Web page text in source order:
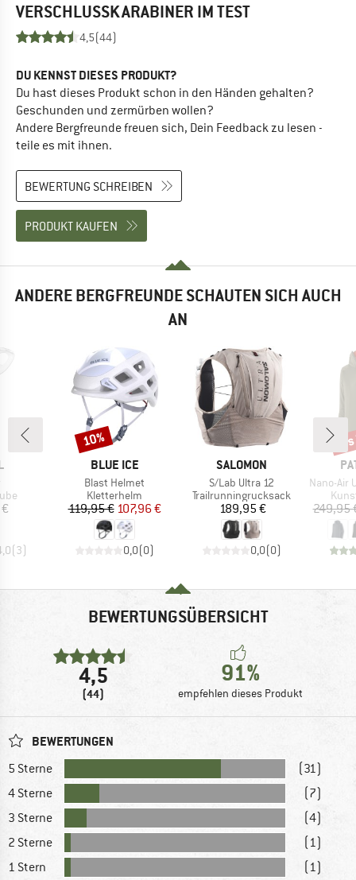
VERSCHLUSSKARABINER IM TEST
4,5(44)
DU KENNST DIESES PRODUKT?
Du hast dieses Produkt schon in den Händen gehalten?
Geschunden und zermürben wollen?
Andere Bergfreunde freuen sich, Dein Feedback zu lesen -
teile es mit ihnen.
BEWERTUNG SCHREIBEN
PRODUKT KAUFEN
ANDERE BERGFREUNDE SCHAUTEN SICH AUCH
AN
(3)
MARKE
BLUE ICE
Artikel
Blast Helmet
Produktgruppe
Kletterhelm
Preis
119,95 €reduzierter Preis
107,96 €
0,0(0)
Rabatt
10%
MARKE
SALOMON
Artikel
S/Lab Ultra 12
Produktgruppe
Trailrunningrucksack
Preis
189,95 €
0,0(0)
Artikel
Nano-Air
249,95
BEWERTUNGSÜBERSICHT
4,5
(44)
91%
empfehlen dieses Produkt
BEWERTUNGEN
5 Sterne
(31)
4 Sterne
(7)
3 Sterne
(4)
2 Sterne
(1)
1 Stern
(1)